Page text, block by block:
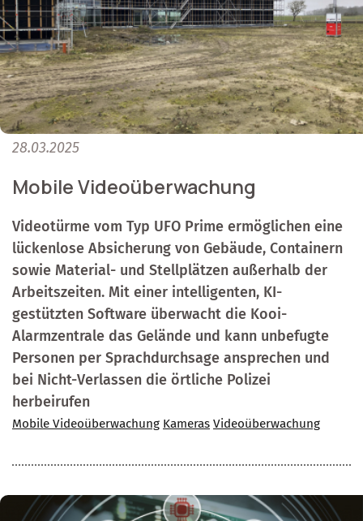
28.03.2025
Mobile Videoüberwachung
Videotürme vom Typ UFO Prime ermöglichen eine
lückenlose Absicherung von Gebäude, Containern
sowie Material- und Stellplätzen außerhalb der
Arbeitszeiten. Mit einer intelligenten, KI-
gestützten Software überwacht die Kooi-
Alarmzentrale das Gelände und kann unbefugte
Personen per Sprachdurchsage ansprechen und
bei Nicht-Verlassen die örtliche Polizei
herbeirufen
Mobile Videoüberwachung Kameras Videoüberwachung